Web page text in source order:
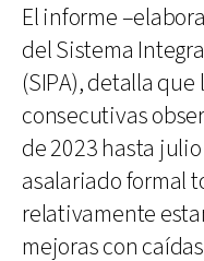
El informe
del Sistema
(SIPA), detalla
consecutivas
de 2023 hasta
asalariado formal
relativamente
mejoras con